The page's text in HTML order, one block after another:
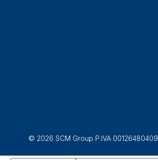
© 2026 SCM Group P.IVA 00126480409